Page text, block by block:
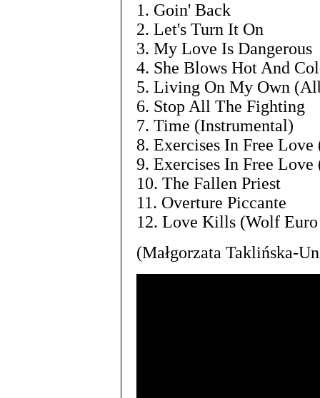
1. Goin' Back
2. Let's Turn It On
3. My Love Is Dangerous
4. She Blows Hot And
5. Living On My Own
6. Stop All The Fighting
7. Time (Instrumental)
8. Exercises In Free Love
9. Exercises In Free Love
10. The Fallen Priest
11. Overture Piccante
12. Love Kills (Wolf
(Małgorzata Taklińska-